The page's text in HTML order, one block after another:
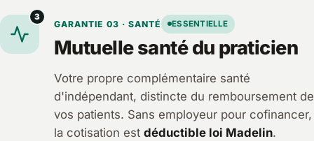
3
GARANTIE 03 · SANTÉ ESSENTIELLE
Mutuelle santé du praticien
Votre propre complémentaire santé
d'indépendant, distincte du remboursement de
vos patients. Sans employeur pour cofinancer,
la cotisation est déductible loi Madelin.